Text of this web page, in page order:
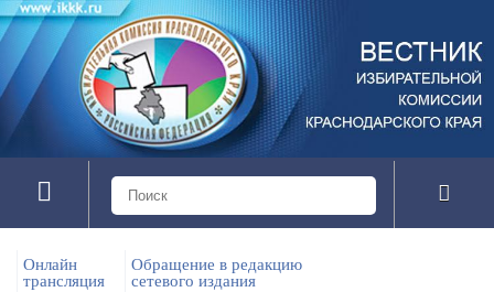
Онлайн
трансляция
Обращение в редакцию
сетевого издания